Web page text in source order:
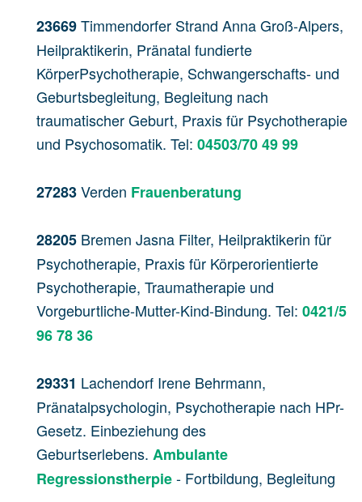
23669Timmendorfer Strand Anna Groß-Alpers,
Heilpraktikerin, Pränatal fundierte
KörperPsychotherapie, Schwangerschafts- und
Geburtsbegleitung, Begleitung nach
traumatischer Geburt, Praxis für Psychotherapie
und Psychosomatik. Tel: 04503/70 49 99
27283Verden Frauenberatung
28205 Bremen Jasna Filter, Heilpraktikerin für
Psychotherapie, Praxis für Körperorientierte
Psychotherapie, Traumatherapie und
Vorgeburtliche-Mutter-Kind-Bindung. Tel: 0421/5
96 78 36
29331 Lachendorf Irene Behrmann,
Pränatalpsychologin, Psychotherapie nach HPr-
Gesetz. Einbeziehung des
Geburtserlebens. Ambulante
Regressionstherpie- Fortbildung, Begleitung